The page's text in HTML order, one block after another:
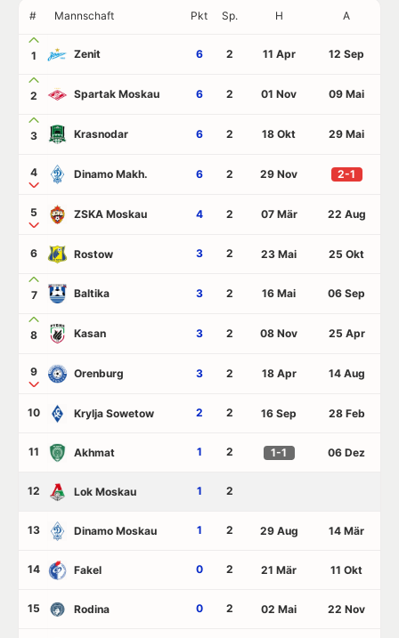
# Mannschaft Pkt Sp. H A
1 Zenit 6 2 11 Apr 12 Sep
2 Spartak Moskau 6 2 01 Nov 09 Mai
3 Krasnodar 6 2 18 Okt 29 Mai
4 Dinamo Makh. 6 2 29 Nov 2-1
5 ZSKA Moskau 4 2 07 Mär 22 Aug
6 Rostow 3 2 23 Mai 25 Okt
7 Baltika 3 2 16 Mai 06 Sep
8 Kasan 3 2 08 Nov 25 Apr
9 Orenburg 3 2 18 Apr 14 Aug
10 Krylja Sowetow 2 2 16 Sep 28 Feb
11 Akhmat 1 2 1-1 06 Dez
12 Lok Moskau 1 2
13 Dinamo Moskau 1 2 29 Aug 14 Mär
14 Fakel 0 2 21 Mär 11 Okt
15 Rodina 0 2 02 Mai 22 Nov